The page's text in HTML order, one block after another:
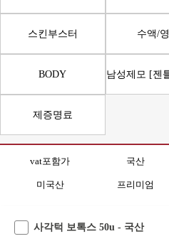
스킨부스터 수액/
BODY 남성제모 [젠
제증명료
vat포함가 국산
미국산 프리미엄
사각턱 보톡스 50u - 국산